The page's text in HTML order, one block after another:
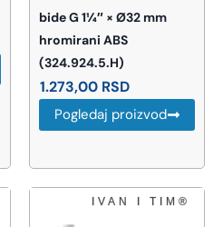
bide G 1¼″ × Ø32 mm
hromirani ABS
(324.924.5.H)
1.273,00 RSD
Pogledaj proizvod